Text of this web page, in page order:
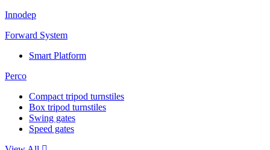
Innodep
Forward System
Smart Platform
Perco
Compact tripod turnstiles
Box tripod turnstiles
Swing gates
Speed gates